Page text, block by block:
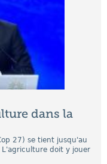
dans la
27) se tient jusqu'au
L'agriculture doit y jouer